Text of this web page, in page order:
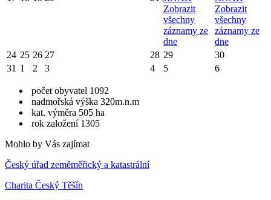
Zobrazit
všechny
záznamy ze
dne
Zobrazit
všechny
záznamy ze
dne
24 25 26 27 28 29
30
31 1 2 3 4 5 6
počet obyvatel 1092
nadmořská výška 320m.n.m
kat. výměra 505 ha
rok založení 1305
Mohlo by Vás zajímat
Český úřad zeměměřický a katastrální
Charita Český Těšín